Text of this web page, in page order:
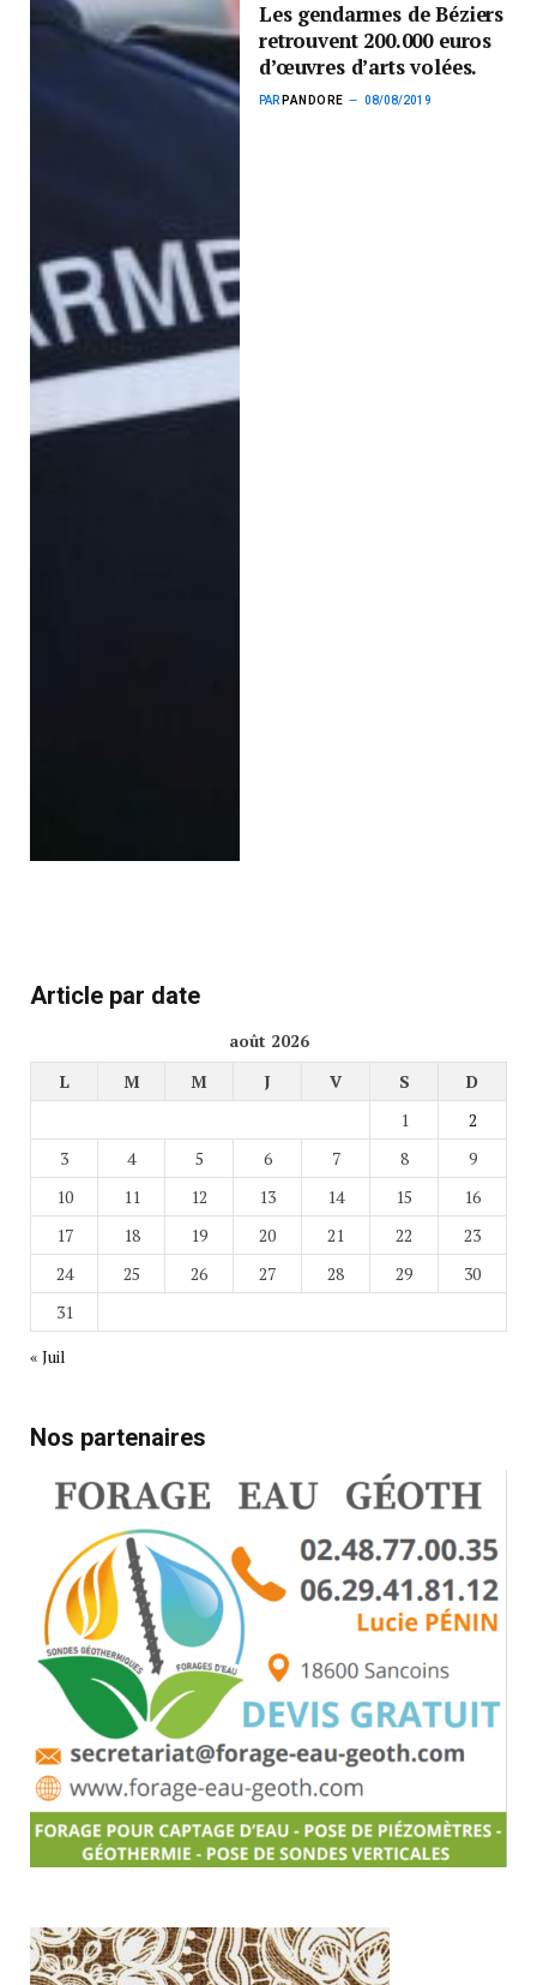
Les gendarmes de Béziers
retrouvent 200.000 euros
d’œuvres d’arts volées.
PAR PANDORE 08/08/2019
Article par date
août 2026
L
M M J V S
D
1
2
3
4 5 6 7 8
9
10
11 12 13 14 15
16
17
18 19 20 21 22
23
24
25 26 27 28 29
30
31
« Juil
Nos partenaires